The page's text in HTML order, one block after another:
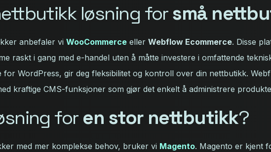
løsning forsmå
anbefaler vi WooCommerce eller Webflow Ecommerce. Disse
raskt i gang med e-handel uten å måtte investere i omfattende
for WordPress, gir deg fleksibilitet og kontroll over din nettbutikk.
kraftige CMS-funksjoner som gjør det enkelt å administrere
for en stor nettbutikk?
med mer komplekse behov, bruker vi Magento. Magento er kjent